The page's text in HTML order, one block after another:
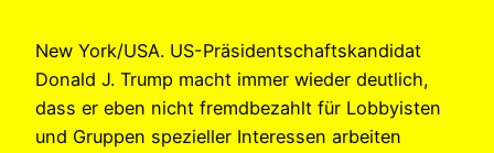
New York/USA. US-Präsidentschaftskandidat
Donald J. Trump macht immer wieder deutlich,
dass er eben nicht fremdbezahlt für Lobbyisten
und Gruppen spezieller Interessen arbeiten